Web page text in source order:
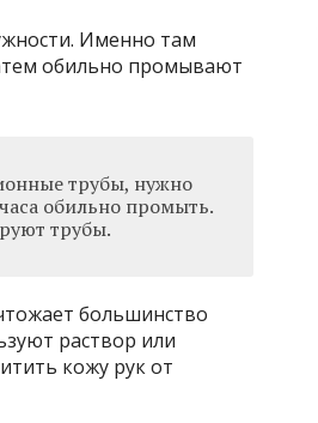
Именно там
обильно промывают
трубы, нужно
обильно промыть.
трубы.
большинство
раствор или
кожу рук от